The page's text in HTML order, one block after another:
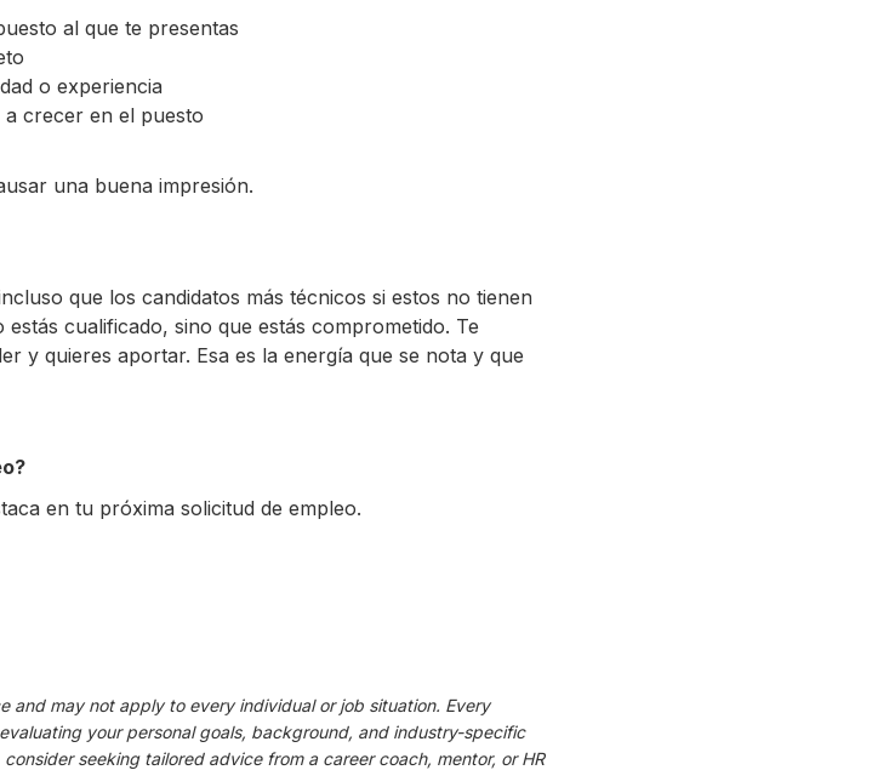
al que te presentas
o experiencia
crecer en el puesto
una buena impresión.
que los candidatos más técnicos si estos no tienen
cualificado, sino que estás comprometido. Te
y quieres aportar. Esa es la energía que se nota y que
en tu próxima solicitud de empleo.
and may not apply to every individual or job situation. Every
your personal goals, background, and industry-specific
seeking tailored advice from a career coach, mentor, or HR